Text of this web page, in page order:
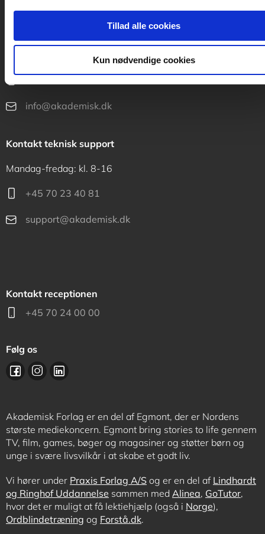
Tillad alle cookies
Kun nødvendige cookies
Kontakt kundeservice
Mandag-fredag: kl. 10-15
info@akademisk.dk
Kontakt teknisk support
Mandag-fredag: kl. 8-16
+45 70 23 40 81
support@akademisk.dk
Kontakt receptionen
+45 70 24 00 00
Følg os
Akademisk Forlag er en del af Egmont, der er Nordens
største mediekoncern. Egmont bring stories to life gennem
TV, film, games, bøger og magasiner og støtter børn og
unge i svære livsvilkår i at skabe et godt liv.
Vi hører under Praxis Forlag A/S og er en del af Lindhardt
og Ringhof Uddannelse sammen med Alinea, GoTutor,
hvor det er muligt at få lektiehjælp (også i Norge),
Ordblindetræning og Forstå.dk.